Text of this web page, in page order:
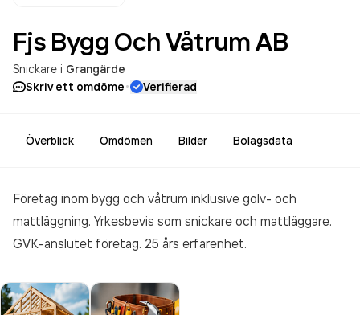
Fjs Bygg Och VåtrumAB
Snickare i Grangärde
Skriv ett omdöme· Verifierad
Överblick Omdömen Bilder Bolagsdata
Företag inom bygg och våtrum inklusive golv- och
mattläggning. Yrkesbevis som snickare och mattläggare.
GVK-anslutet företag. 25 års erfarenhet.